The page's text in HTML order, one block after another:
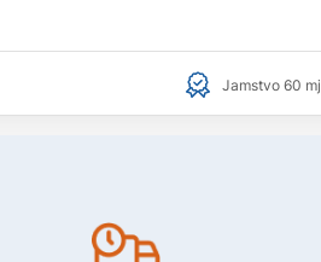
Jamstvo 60 mj